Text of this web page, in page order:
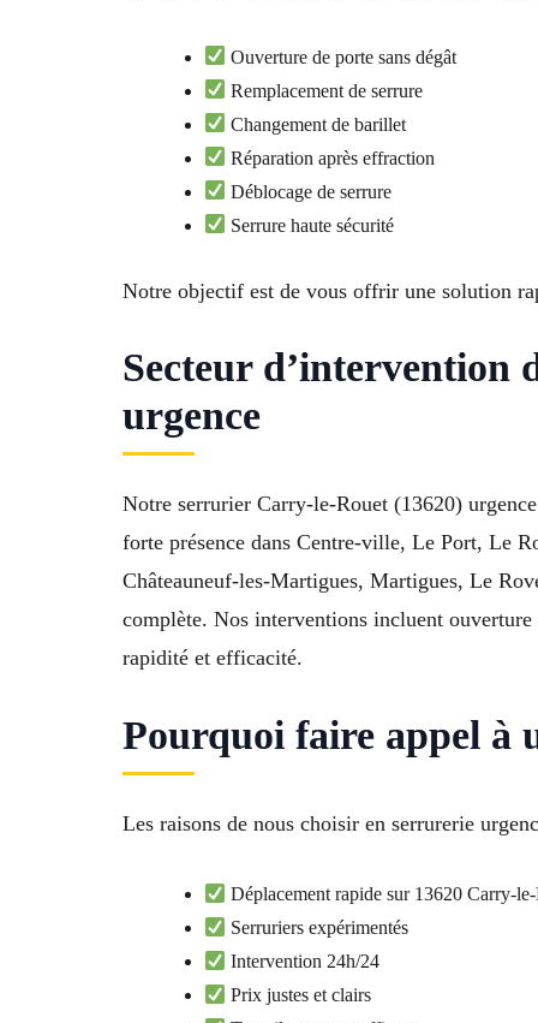
Ouverture de porte sans dégât
Remplacement de serrure
Changement de barillet
Réparation après effraction
Déblocage de serrure
Serrure haute sécurité
Notre objectif est de vous offrir une solution
Secteur d’intervention
urgence
Notre serrurier Carry-le-Rouet (13620)
forte présence dans Centre-ville, Le Port, Le
Châteauneuf-les-Martigues, Martigues, Le
complète. Nos interventions incluent
rapidité et efficacité.
Pourquoi faire appel à
Les raisons de nous choisir en serrurerie
Déplacement rapide sur 13620 Carry-
Serruriers expérimentés
Intervention 24h/24
Prix justes et clairs